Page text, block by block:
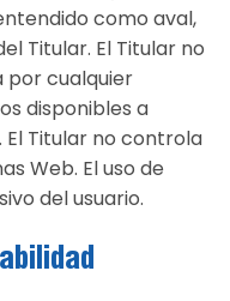
como aval,
Titular. El Titular no
por cualquier
disponibles a
Titular no controla
Web. El uso de
del usuario.